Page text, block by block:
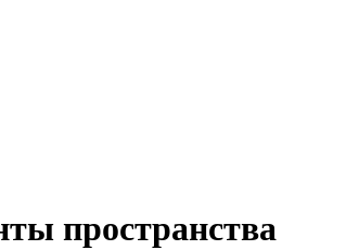
пространства